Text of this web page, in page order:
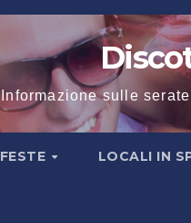
Informazione sulle
FESTE LOCALI IN